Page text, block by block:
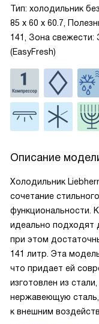
Тип: холодильник
85 х 60 х 60.7,
141, Зона
(EasyFresh)
Описание
Холодильник
сочетание
функциональности.
идеально подходят
при этом
141 литр. Эта
что придает ей
изготовлен из
нержавеющую сталь,
к внешним